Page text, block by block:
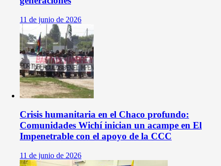
11 de junio de 2026
Crisis humanitaria en el Chaco profundo:
Comunidades Wichí inician un acampe en El
Impenetrable con el apoyo de la CCC
11 de junio de 2026